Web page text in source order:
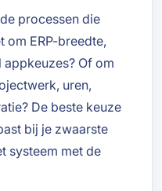
processen die
om ERP-breedte,
Of om
uren,
De beste keuze
bij je zwaarste
systeem met de